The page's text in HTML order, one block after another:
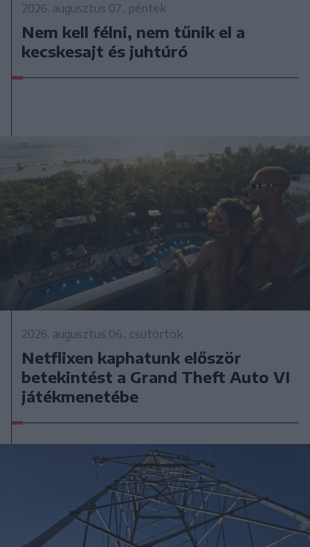
2026. augusztus 07., péntek
Nem kell félni, nem tűnik el a
kecskesajt és juhtúró
2026. augusztus 06., csütörtök
Netflixen kaphatunk először
betekintést a Grand Theft Auto VI
játékmenetébe